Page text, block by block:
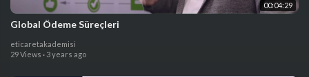
00:04:29
Global Ödeme Süreçleri
eticaretakademisi
29 Views · 3 years ago